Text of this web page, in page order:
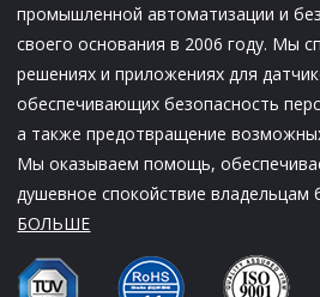
промышленной автоматизации и
своего основания в 2006 году. Мы
решениях и приложениях для
обеспечивающих безопасность
а также предотвращение
Мы оказываем помощь,
душевное спокойствие владельцам
БОЛЬШЕ